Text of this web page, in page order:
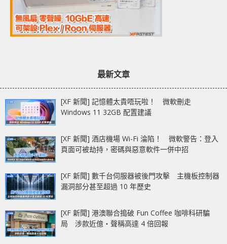
最新文章
[XF 新聞] 記憶體太貴唔玩啦！ 微軟刪走
Windows 11 32GB 配置建議
[XF 新聞] 酒店機場 Wi-Fi 淪陷！ 微軟警告：登入
頁面可被劫持，密碼與惡意軟件一併中招
[XF 新聞] 數千台伺服器被後門攻擊 主機板控制器
漏洞部分甚至超過 10 年歷史
[XF 新聞] 港澳聯合搗破 Fun Coffee 咖啡科研騙
局 涉款近億‧聲稱高達 4 倍回報